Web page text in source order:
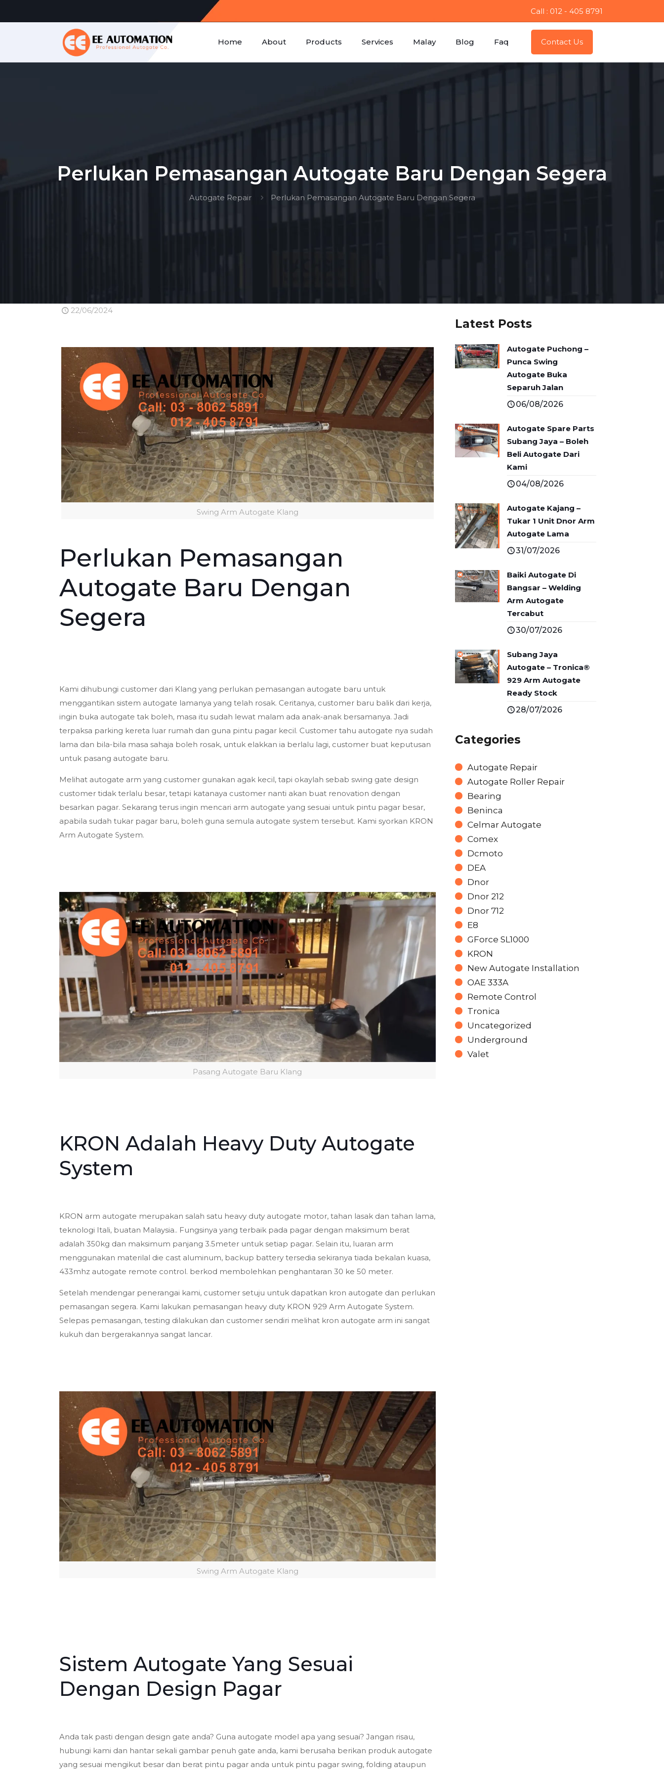
Call : 012 - 405 8791
Home About Products Services Malay Blog Faq Contact Us
Perlukan Pemasangan Autogate Baru Dengan Segera
Autogate Repair Perlukan Pemasangan Autogate Baru Dengan Segera
22/06/2024
Swing Arm Autogate Klang
Perlukan Pemasangan
Autogate Baru Dengan
Segera
Kami dihubungi customer dari Klang yang perlukan pemasangan autogate baru untuk
menggantikan sistem autogate lamanya yang telah rosak. Ceritanya, customer baru balik dari kerja,
ingin buka autogate tak boleh, masa itu sudah lewat malam ada anak-anak bersamanya. Jadi
terpaksa parking kereta luar rumah dan guna pintu pagar kecil. Customer tahu autogate nya sudah
lama dan bila-bila masa sahaja boleh rosak, untuk elakkan ia berlalu lagi, customer buat keputusan
untuk pasang autogate baru.
Melihat autogate arm yang customer gunakan agak kecil, tapi okaylah sebab swing gate design
customer tidak terlalu besar, tetapi katanaya customer nanti akan buat renovation dengan
besarkan pagar. Sekarang terus ingin mencari arm autogate yang sesuai untuk pintu pagar besar,
apabila sudah tukar pagar baru, boleh guna semula autogate system tersebut. Kami syorkan KRON
Arm Autogate System.
Pasang Autogate Baru Klang
KRON Adalah Heavy Duty Autogate
System
KRON arm autogate merupakan salah satu heavy duty autogate motor, tahan lasak dan tahan lama,
teknologi Itali, buatan Malaysia.. Fungsinya yang terbaik pada pagar dengan maksimum berat
adalah 350kg dan maksimum panjang 3.5meter untuk setiap pagar. Selain itu, luaran arm
menggunakan materilal die cast aluminum, backup battery tersedia sekiranya tiada bekalan kuasa,
433mhz autogate remote control. berkod membolehkan penghantaran 30 ke 50 meter.
Setelah mendengar penerangai kami, customer setuju untuk dapatkan kron autogate dan perlukan
pemasangan segera. Kami lakukan pemasangan heavy duty KRON 929 Arm Autogate System.
Selepas pemasangan, testing dilakukan dan customer sendiri melihat kron autogate arm ini sangat
kukuh dan bergerakannya sangat lancar.
Swing Arm Autogate Klang
Sistem Autogate Yang Sesuai
Dengan Design Pagar
Anda tak pasti dengan design gate anda? Guna autogate model apa yang sesuai? Jangan risau,
hubungi kami dan hantar sekali gambar penuh gate anda, kami berusaha berikan produk autogate
yang sesuai mengikut besar dan berat pintu pagar anda untuk pintu pagar swing, folding ataupun
Latest Posts
Autogate Puchong –
Punca Swing
Autogate Buka
Separuh Jalan
06/08/2026
Autogate Spare Parts
Subang Jaya – Boleh
Beli Autogate Dari
Kami
04/08/2026
Autogate Kajang –
Tukar 1 Unit Dnor Arm
Autogate Lama
31/07/2026
Baiki Autogate Di
Bangsar – Welding
Arm Autogate
Tercabut
30/07/2026
Subang Jaya
Autogate – Tronica®
929 Arm Autogate
Ready Stock
28/07/2026
Categories
Autogate Repair
Autogate Roller Repair
Bearing
Beninca
Celmar Autogate
Comex
Dcmoto
DEA
Dnor
Dnor 212
Dnor 712
E8
GForce SL1000
KRON
New Autogate Installation
OAE 333A
Remote Control
Tronica
Uncategorized
Underground
Valet